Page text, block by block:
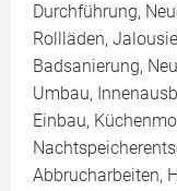
Durchführung,
Rollläden,
Badsanierung,
Umbau,
Einbau,
Abbrucharbeiten,